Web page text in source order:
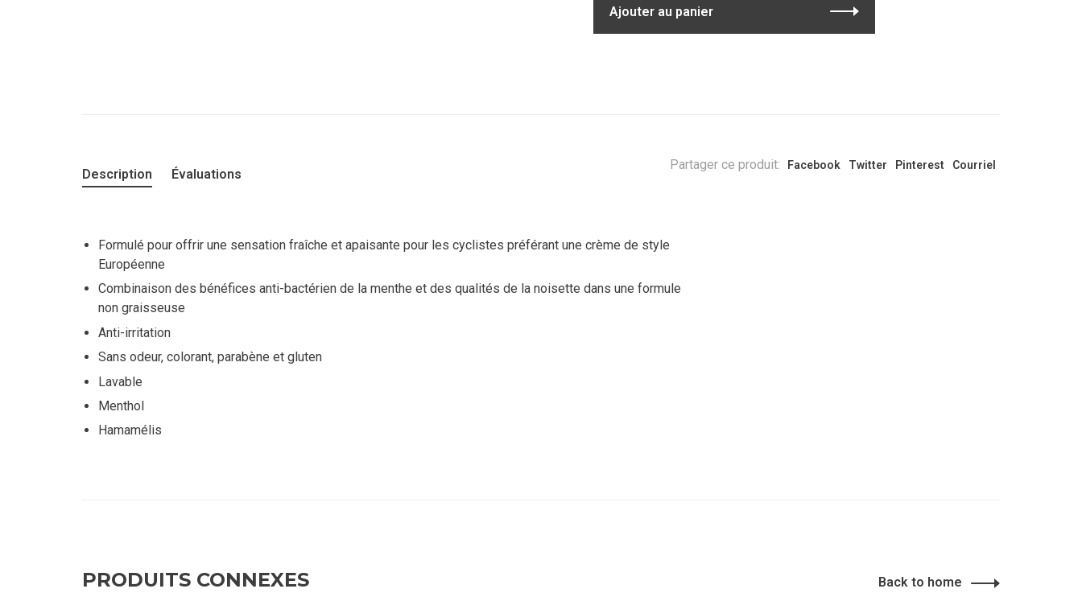
Ajouter au panier
Partager ce produit: Facebook Twitter Pinterest Courriel
Description Évaluations
Formulé pour offrir une sensation fraîche et apaisante pour les cyclistes préférant une crème de style
Européenne
Combinaison des bénéfices anti-bactérien de la menthe et des qualités de la noisette dans une formule
non graisseuse
Anti-irritation
Sans odeur, colorant, parabène et gluten
Lavable
Menthol
Hamamélis
PRODUITS CONNEXES Back to home